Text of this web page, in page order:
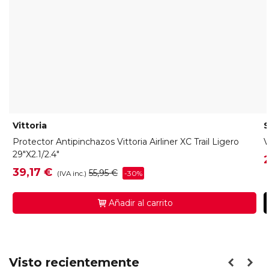
Vittoria
Protector Antipinchazos Vittoria Airliner XC Trail Ligero
29"x2.1/2.4"
39,17 € (IVA inc.) 55,95 € -30%
Añadir al carrito
Visto recientemente